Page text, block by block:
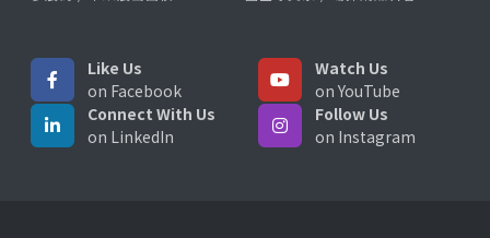
Like Us
on Facebook
Watch Us
on YouTube
Connect With Us
on LinkedIn
Follow Us
on Instagram